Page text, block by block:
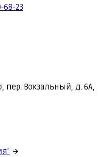
68-23
пер. Вокзальный, д. 6А,